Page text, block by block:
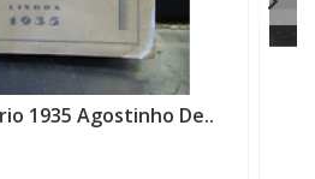
1935 Agostinho De..